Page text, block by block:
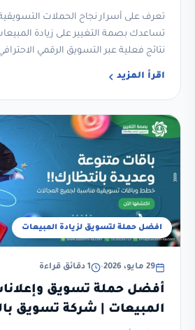
تعرف على أسرار نجاح الحملات
تساعدك بصمة التغيير على زيادة
نتائج فعلية عبر التسويق الرقمي
اقرأ المزيد
افضل حملة لتسويق لزيادة المبيعات
29 مايو، 2026 • 1 دقائق قراءة
أفضل حملة تسويق
المبيعات | شركة تسويق